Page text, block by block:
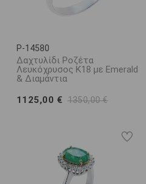
P-14580
Δαχτυλίδι Ροζέτα
Λευκόχρυσος Κ18 με Emerald
& Διαμάντια
1125,00 € 1350,00 €